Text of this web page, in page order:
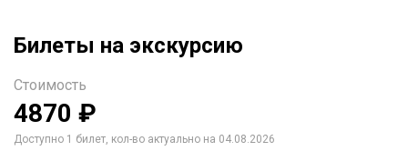
Билеты на экскурсию
Стоимость
4870 ₽
Доступно 1 билет, кол-во актуально на 04.08.2026